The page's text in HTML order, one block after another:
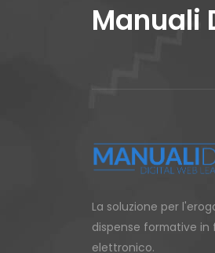
Manuali
La soluzione per
dispense formative in
elettronico.